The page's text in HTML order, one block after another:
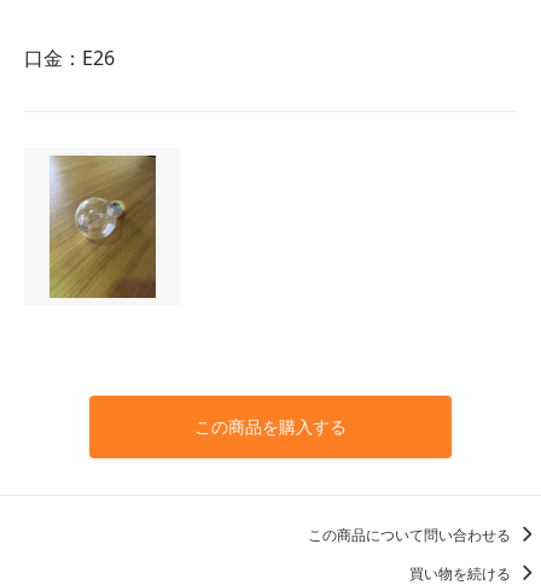
口金：E26
この商品を購入する
この商品について問い合わせる
買い物を続ける